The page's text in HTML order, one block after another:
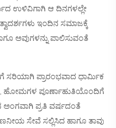
ಉಳಿವಿಗಾಗಿ ಆ ದಿನಗಳಲ್ಲೇ
ಇಂದಿನ ಸಮಾಜಕ್ಕೆ
ಅವುಗಳನ್ನು ಪಾಲಿಸುವಂತೆ
ಸರಿಯಾಗಿ ಪ್ರಾರಂಭವಾದ ಧಾರ್ಮಿಕ
ಹೋಮಗಳ ಪೂರ್ಣಾಹುತಿಯೊಂದಿಗೆ
ಅಂಗವಾಗಿ ಪ್ರತಿ ವರ್ಷದಂತೆ
ಗಣನೀಯ ಸೇವೆ ಸಲ್ಲಿಸಿದ ಹಾಗೂ ತಾವು